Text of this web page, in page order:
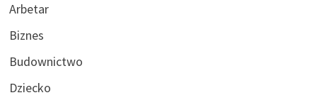
Arbetar
Biznes
Budownictwo
Dziecko